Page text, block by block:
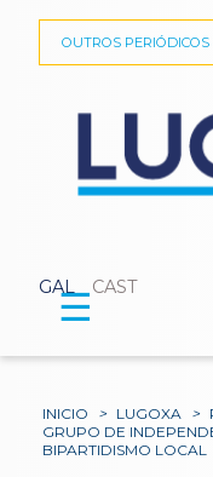
GAL CAST
OUTROS PERIÓDICOS
☰
INICIO > LUGOXA >
GRUPO DE
BIPARTIDISMO LOCAL